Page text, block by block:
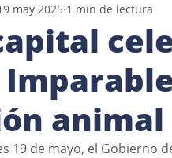
animal
may 2025 1 min de lectura
19 de mayo, el Gobierno